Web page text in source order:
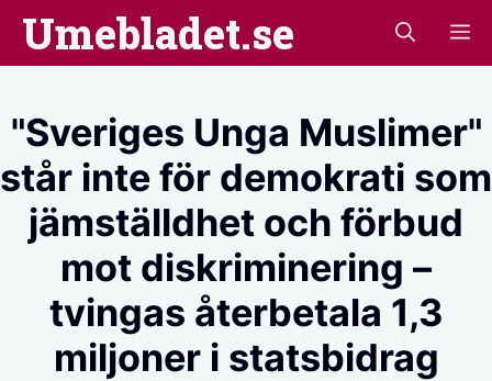
Hoppa
Umebladet.se
"Sveriges Unga Muslimer"
står inte för demokrati som
jämställdhet och förbud
mot diskriminering –
tvingas återbetala 1,3
miljoner i statsbidrag